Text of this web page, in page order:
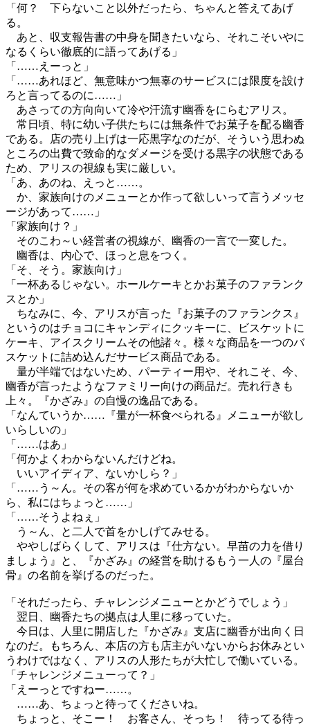
「何？ 下らないこと以外だったら、ちゃんと答えてあげ
る。
あと、収支報告書の中身を聞きたいなら、それこそいやに
なるくらい徹底的に語ってあげる」
「……えーっと」
「……あれほど、無意味かつ無辜のサービスには限度を設け
ろと言ってるのに……」
あさっての方向向いて冷や汗流す幽香をにらむアリス。
常日頃、特に幼い子供たちには無条件でお菓子を配る幽香
である。店の売り上げは一応黒字なのだが、そういう思わぬ
ところの出費で致命的なダメージを受ける黒字の状態である
ため、アリスの視線も実に厳しい。
「あ、あのね、えっと……。
か、家族向けのメニューとか作って欲しいって言うメッセ
ージがあって……」
「家族向け？」
そのこわ～い経営者の視線が、幽香の一言で一変した。
幽香は、内心で、ほっと息をつく。
「そ、そう。家族向け」
「一杯あるじゃない。ホールケーキとかお菓子のファランク
スとか」
ちなみに、今、アリスが言った『お菓子のファランクス』
というのはチョコにキャンディにクッキーに、ビスケットに
ケーキ、アイスクリームその他諸々。様々な商品を一つのバ
スケットに詰め込んだサービス商品である。
量が半端ではないため、パーティー用や、それこそ、今、
幽香が言ったようなファミリー向けの商品だ。売れ行きも
上々。『かざみ』の自慢の逸品である。
「なんていうか……『量が一杯食べられる』メニューが欲し
いらしいの」
「……はあ」
「何かよくわからないんだけどね。
いいアイディア、ないかしら？」
「……う～ん。その客が何を求めているかがわからないか
ら、私にはちょっと……」
「……そうよねぇ」
う～ん、と二人で首をかしげてみせる。
ややしばらくして、アリスは『仕方ない。早苗の力を借り
ましょう』と、『かざみ』の経営を助けるもう一人の『屋台
骨』の名前を挙げるのだった。
「それだったら、チャレンジメニューとかどうでしょう」
翌日、幽香たちの拠点は人里に移っていた。
今日は、人里に開店した『かざみ』支店に幽香が出向く日
なのだ。もちろん、本店の方も店主がいないからお休みとい
うわけではなく、アリスの人形たちが大忙しで働いている。
「チャレンジメニューって？」
「えーっとですねー……。
……あ、ちょっと待ってくださいね。
ちょっと、そこー！ お客さん、そっち！ 待ってる待っ